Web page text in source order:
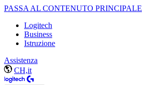
PASSA AL CONTENUTO PRINCIPALE
Logitech
Business
Istruzione
Assistenza
CH,it